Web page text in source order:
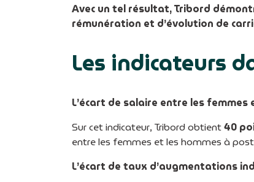
Avec un tel résultat, Tribord
rémunération et d’évolution de
Les indicateurs
L’écart de salaire entre les
Sur cet indicateur, Tribord obtient40
entre les femmes et les hommes à
L’écart de taux d’augmentations